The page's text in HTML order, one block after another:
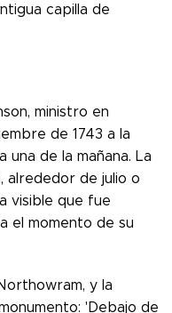
capilla de
ministro en
de 1743 a la
de la mañana. La
alrededor de julio o
visible que fue
el momento de su
y la
'Debajo de